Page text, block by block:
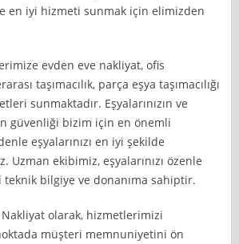
en iyi hizmeti sunmak için elimizden
evden eve nakliyat, ofis
taşımacılık, parça eşya taşımacılığı
sunmaktadır. Eşyalarınızın ve
güvenliği bizim için en önemli
eşyalarınızı en iyi şekilde
Uzman ekibimiz, eşyalarınızı özenle
teknik bilgiye ve donanıma sahiptir.
Nakliyat olarak, hizmetlerimizi
müşteri memnuniyetini ön